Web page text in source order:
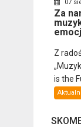
07
Za
Z
is the